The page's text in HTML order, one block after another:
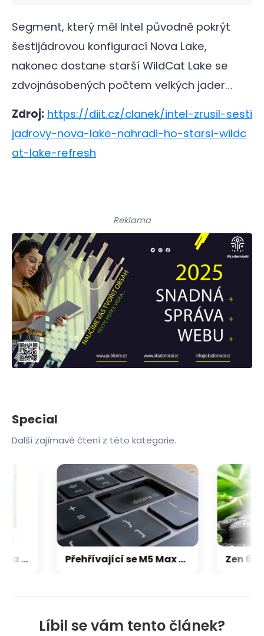
Segment, který měl Intel původně pokrýt
šestijádrovou konfigurací Nova Lake,
nakonec dostane starší WildCat Lake se
zdvojnásobených počtem velkých jader…
Zdroj: https://diit.cz/clanek/intel-zrusil-sesti
jadrovy-nova-lake-nahradi-ho-starsi-wildc
at-lake-refresh
Líbil se vám tento článek?
Reklama
Special
Další zajímavé čtení z této kategorie.
Microsoft chce, aby na Xbox Helix běhaly všechny hry, které kdy vyšly pro Xbox Přehřívající se M5 Max MacBook Pro trápí zaseklé klávesy, cena opravy je $895